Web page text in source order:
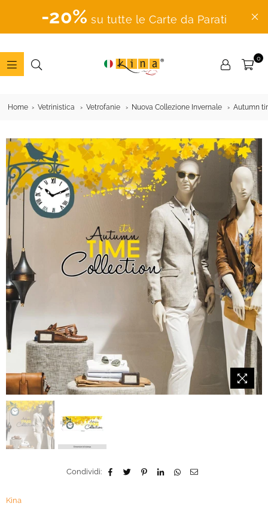
-20% su tutte le Carte da Parati
0
Home Vetrinistica Vetrofanie Nuova Collezione Invernale Autumn
Condividi:
Kina